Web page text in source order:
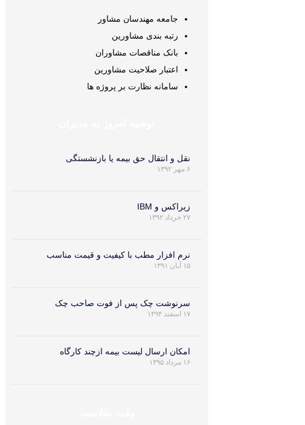
جامعه مهندسان مشاور
رتبه بندی مشاورین
بانک مناقصات مشاوران
اعتبار صلاحیت مشاورین
سامانه نظارت بر پروژه ها
نقل و انتقال حق بیمه یا بازنشستگی
۶ مهر ۱۳۹۲
زيراكس و IBM
۲۷ خرداد ۱۳۹۲
نرم افزار مطب با کیفیت و قیمت مناسب
۱۵ آبان ۱۳۹۱
سرنوشت چک پس از فوت صاحب چک
۱۷ اسفند ۱۳۹۴
امکان ارسال لیست بیمه ازچند کارگاه
۱۶ مرداد ۱۳۹۵